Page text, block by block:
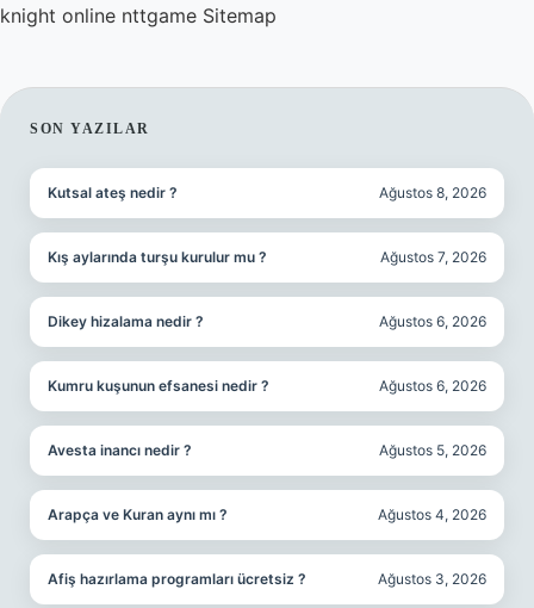
knight online nttgame Sitemap
SIDEBAR
SON YAZILAR
Kutsal ateş nedir ? Ağustos 8, 2026
Kış aylarında turşu kurulur mu ? Ağustos 7, 2026
Dikey hizalama nedir ? Ağustos 6, 2026
Kumru kuşunun efsanesi nedir ? Ağustos 6, 2026
Avesta inancı nedir ? Ağustos 5, 2026
Arapça ve Kuran aynı mı ? Ağustos 4, 2026
Afiş hazırlama programları ücretsiz ? Ağustos 3, 2026